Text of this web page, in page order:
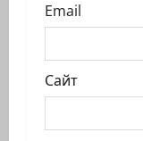
Email
Сайт